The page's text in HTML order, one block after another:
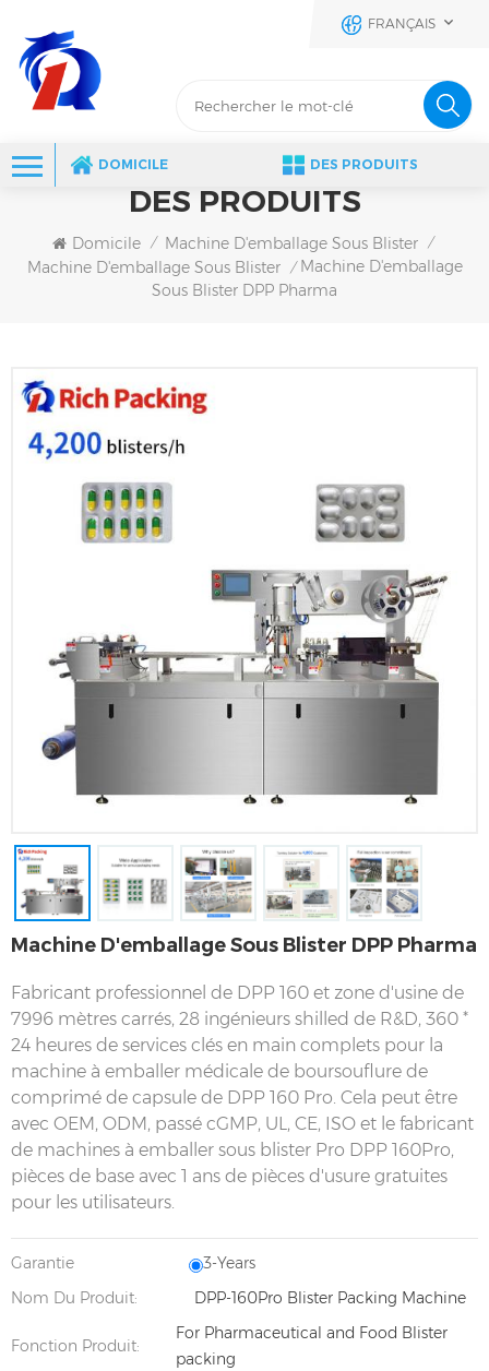
FRANÇAIS
DOMICILE DES PRODUITS
DES PRODUITS
Domicile / Machine D'emballage Sous Blister /
Machine D'emballage Sous Blister / Machine D'emballage
Sous Blister DPP Pharma
Machine D'emballage Sous Blister DPP Pharma
Fabricant professionnel de DPP 160 et zone d'usine de
7996 mètres carrés, 28 ingénieurs shilled de R&D, 360 *
24 heures de services clés en main complets pour la
machine à emballer médicale de boursouflure de
comprimé de capsule de DPP 160 Pro. Cela peut être
avec OEM, ODM, passé cGMP, UL, CE, ISO et le fabricant
de machines à emballer sous blister Pro DPP 160Pro,
pièces de base avec 1 ans de pièces d'usure gratuites
pour les utilisateurs.
Garantie
3-Years
Nom Du Produit:
DPP-160Pro Blister Packing Machine
Fonction Produit:
For Pharmaceutical and Food Blister
packing